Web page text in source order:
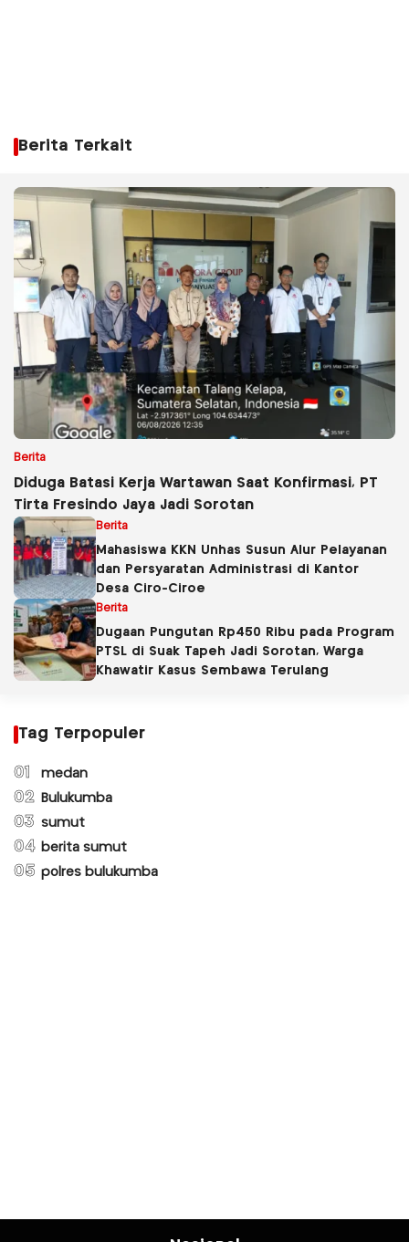
Berita Terkait
Berita
Diduga Batasi Kerja Wartawan Saat Konfirmasi, PT
Tirta Fresindo Jaya Jadi Sorotan
Berita
Mahasiswa KKN Unhas Susun Alur Pelayanan
dan Persyaratan Administrasi di Kantor
Desa Ciro-Ciroe
Berita
Dugaan Pungutan Rp450 Ribu pada Program
PTSL di Suak Tapeh Jadi Sorotan, Warga
Khawatir Kasus Sembawa Terulang
Tag Terpopuler
01 medan
02 Bulukumba
03 sumut
04 berita sumut
05 polres bulukumba